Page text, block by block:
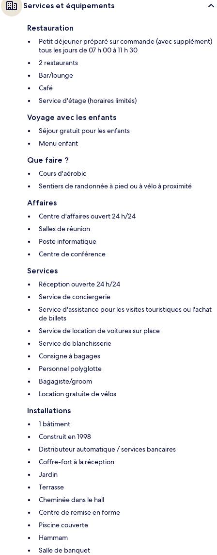
Services et équipements
Restauration
Petit déjeuner préparé sur commande (avec supplément)
tous les jours de 07 h 00 à 11 h 30
2 restaurants
Bar/lounge
Café
Service d'étage (horaires limités)
Voyage avec les enfants
Séjour gratuit pour les enfants
Menu enfant
Que faire ?
Cours d'aérobic
Sentiers de randonnée à pied ou à vélo à proximité
Affaires
Centre d'affaires ouvert 24 h/24
Salles de réunion
Poste informatique
Centre de conférence
Services
Réception ouverte 24 h/24
Service de conciergerie
Service d'assistance pour les visites touristiques ou l'achat
de billets
Service de location de voitures sur place
Service de blanchisserie
Consigne à bagages
Personnel polyglotte
Bagagiste/groom
Location gratuite de vélos
Installations
1 bâtiment
Construit en 1998
Distributeur automatique / services bancaires
Coffre-fort à la réception
Jardin
Terrasse
Cheminée dans le hall
Centre de remise en forme
Piscine couverte
Hammam
Salle de banquet